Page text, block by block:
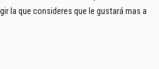
la que consideres que le gustará mas a